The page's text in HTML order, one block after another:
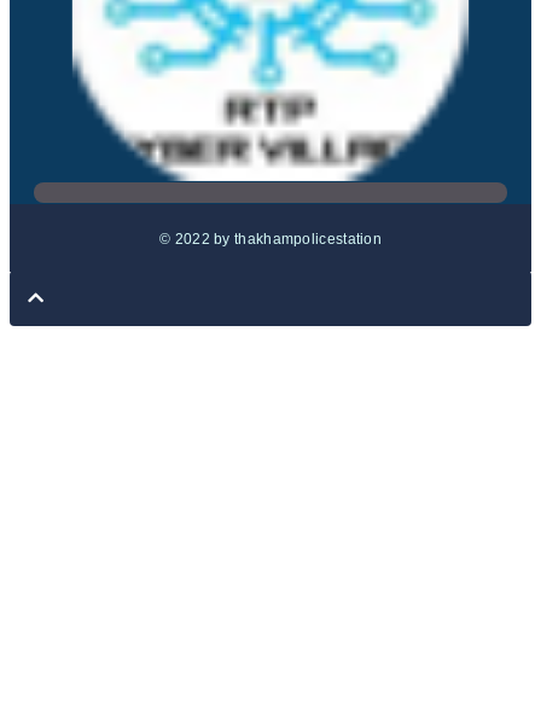
© 2022 by thakhampolicestation